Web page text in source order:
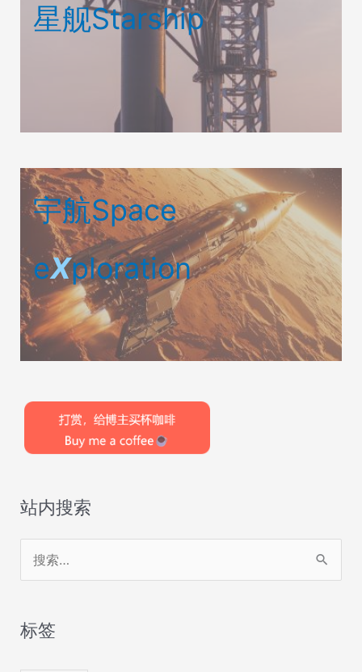
星舰Starship
宇航Space
eXploration
站内搜索
索
标签